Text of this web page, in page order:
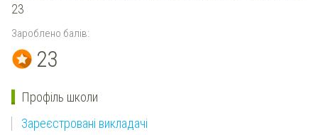
23
Зароблено балів:
23
Профіль школи
Зареєстровані викладачі